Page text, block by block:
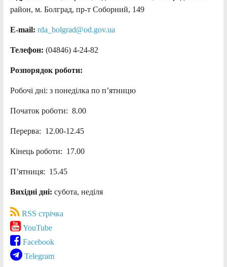
район, м. Болград, пр-т Соборний, 149
E-mail: rda_bolgrad@od.gov.ua
Телефон: (04846) 4-24-82
Розпорядок роботи:
Робочі дні: з понеділка по п’ятницю
Початок роботи: 8.00
Перерва: 12.00-12.45
Кінець роботи: 17.00
П’ятниця: 15.45
Вихідні дні: субота, неділя
RSS стрічка
YouTube
Facebook
Telegram